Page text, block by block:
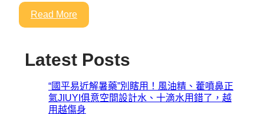
Read More
Latest Posts
“國平易近解暑藥”別瞎用！風油精、藿噴鼻正
氣JIUYI俱意空間設計水、十滴水用錯了，越
用越傷身